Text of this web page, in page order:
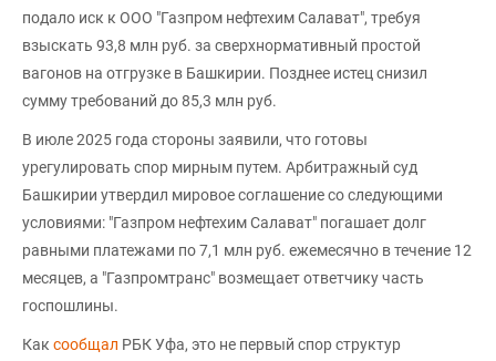
подало иск к ООО "Газпром нефтехим Салават", требуя
взыскать 93,8 млн руб. за сверхнормативный простой
вагонов на отгрузке в Башкирии. Позднее истец снизил
сумму требований до 85,3 млн руб.
В июле 2025 года стороны заявили, что готовы
урегулировать спор мирным путем. Арбитражный суд
Башкирии утвердил мировое соглашение со следующими
условиями: "Газпром нефтехим Салават" погашает долг
равными платежами по 7,1 млн руб. ежемесячно в течение 12
месяцев, а "Газпромтранс" возмещает ответчику часть
госпошлины.
Как сообщал РБК Уфа, это не первый спор структур